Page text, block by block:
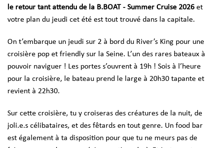
le retour tant attendu de la B.BOAT - Summer Cruise 2026et
votre plan du jeudi cet été est tout trouvé dans la capitale.
On t’embarque un jeudi sur 2 à bord du River’s King pour une
croisière pop et friendly sur la Seine. L’un des rares bateaux à
pouvoir naviguer ! Les portes s’ouvrent à 19h ! Sois à l’heure
pour la croisière, le bateau prend le large à 20h30 tapante et
revient à 22h30.
Sur cette croisière, tu y croiseras des créatures de la nuit, de
joli.e.s célibataires, et des fêtards en tout genre. Un food bar
est également à ta disposition pour que tu ne meurs pas de